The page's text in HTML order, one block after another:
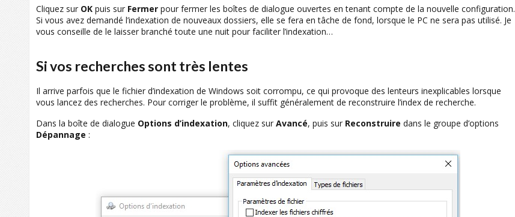
Cliquez sur OK puis sur Fermer pour fermer les boîtes de dialogue ouvertes en tenant compte de la nouvelle configuration.
Si vous avez demandé l’indexation de nouveaux dossiers, elle se fera en tâche de fond, lorsque le PC ne sera pas utilisé. Je
vous conseille de le laisser branché toute une nuit pour faciliter l’indexation…
Si vos recherches sont très lentes
Il arrive parfois que le fichier d’indexation de Windows soit corrompu, ce qui provoque des lenteurs inexplicables lorsque
vous lancez des recherches. Pour corriger le problème, il suffit généralement de reconstruire l’index de recherche.
Dans la boîte de dialogue Options d’indexation, cliquez sur Avancé, puis sur Reconstruire dans le groupe d’options
Dépannage :